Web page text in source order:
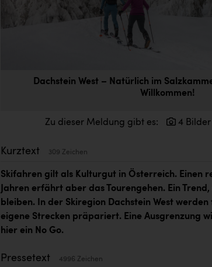
Dachstein West – Natürlich im
Willkommen!
Zu dieser Meldung gibt es: 4 Bilder
Kurztext 309 Zeichen
Skifahren gilt als Kulturgut in Österreich. Einen
Jahren erfährt aber das Tourengehen. Ein
bleiben. In der Skiregion Dachstein West
eigene Strecken präpariert. Eine Ausgrenzung
hier ein No Go.
Pressetext 4996 Zeichen